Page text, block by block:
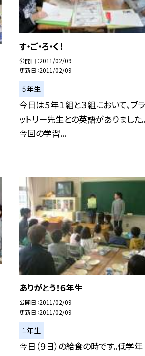
す・ご・ろ・く！
公開日 2011/02/09
更新日 2011/02/09
５年生
今日は５年１組と３組において、ブラ
ットリー先生との英語がありました。
今回の学習...
ありがとう！６年生
公開日 2011/02/09
更新日 2011/02/09
１年生
今日（９日）の給食の時です。低学年